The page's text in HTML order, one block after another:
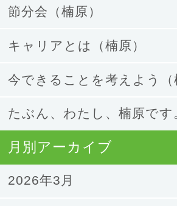
節分会（楠原）
キャリアとは（楠原）
今できることを考えよう（
たぶん、わたし、楠原です
月別アーカイブ
2026年3月